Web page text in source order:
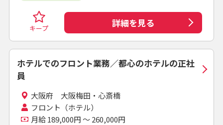
キープ 詳細を見る
ホテルでのフロント業務／都心のホテルの正社
員
大阪府 大阪梅田・心斎橋
フロント（ホテル）
月給 189,000円 ～ 260,000円